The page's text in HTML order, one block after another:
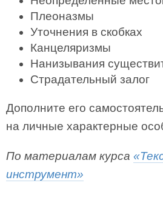
Плеоназмы
Уточнения в скобках
Канцеляризмы
Нанизывания
Страдательный залог
Дополните его
на личные характерные
По материалам курса
инструмент»